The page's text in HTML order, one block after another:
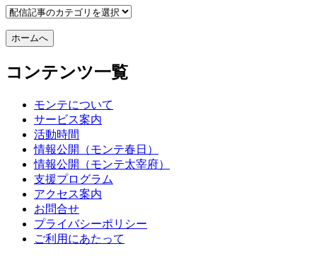
コンテンツ一覧
モンテについて
サービス案内
活動時間
情報公開（モンテ春日）
情報公開（モンテ太宰府）
支援プログラム
アクセス案内
お問合せ
プライバシーポリシー
ご利用にあたって